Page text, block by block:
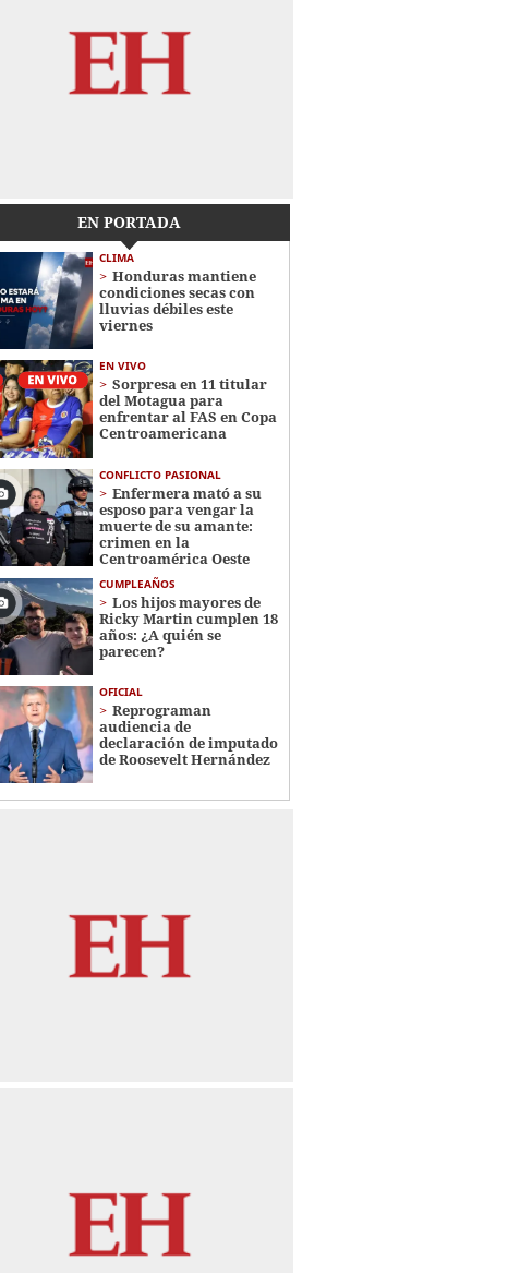
EN PORTADA
CLIMA
Honduras mantiene
condiciones secas con
lluvias débiles este
viernes
EN VIVO
Sorpresa en 11 titular
del Motagua para
enfrentar al FAS en Copa
Centroamericana
CONFLICTO PASIONAL
Enfermera mató a su
esposo para vengar la
muerte de su amante:
crimen en la
Centroamérica Oeste
CUMPLEAÑOS
Los hijos mayores de
Ricky Martin cumplen 18
años: ¿A quién se
parecen?
OFICIAL
Reprograman
audiencia de
declaración de imputado
de Roosevelt Hernández